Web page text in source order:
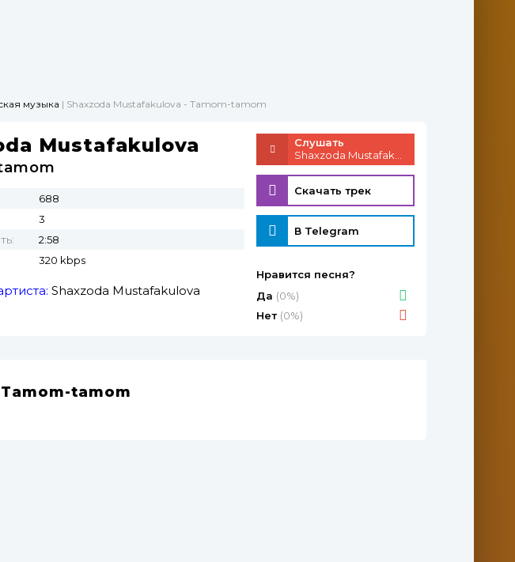
музыка | Shaxzoda Mustafakulova - Tamom-tamom
Mustafakulova
688
3
2:58
320 kbps
Shaxzoda Mustafakulova
Слушать
Скачать трек
В Telegram
Нравится песня?
Да (0%)
Нет (0%)
tamom